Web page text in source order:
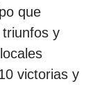
que
y
victorias y